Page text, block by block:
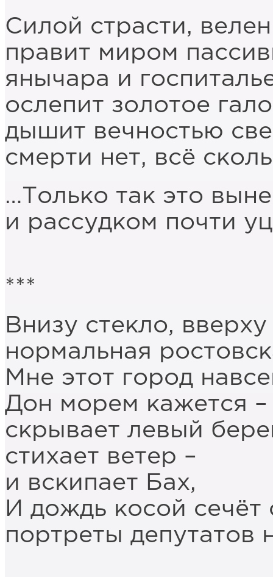
Силой страсти,
правит миром
янычара и
ослепит золотое
дышит вечностью
смерти нет, всё
…Только так это
и рассудком почти
***
Внизу стекло,
нормальная
Мне этот город
Дон морем кажется –
скрывает левый
стихает ветер –
и вскипает Бах,
И дождь косой сечёт
портреты депутатов